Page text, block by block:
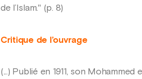
de l’Islam." (p. 8)
Critique de l’ouvrage
(...) Publié en 1911, son